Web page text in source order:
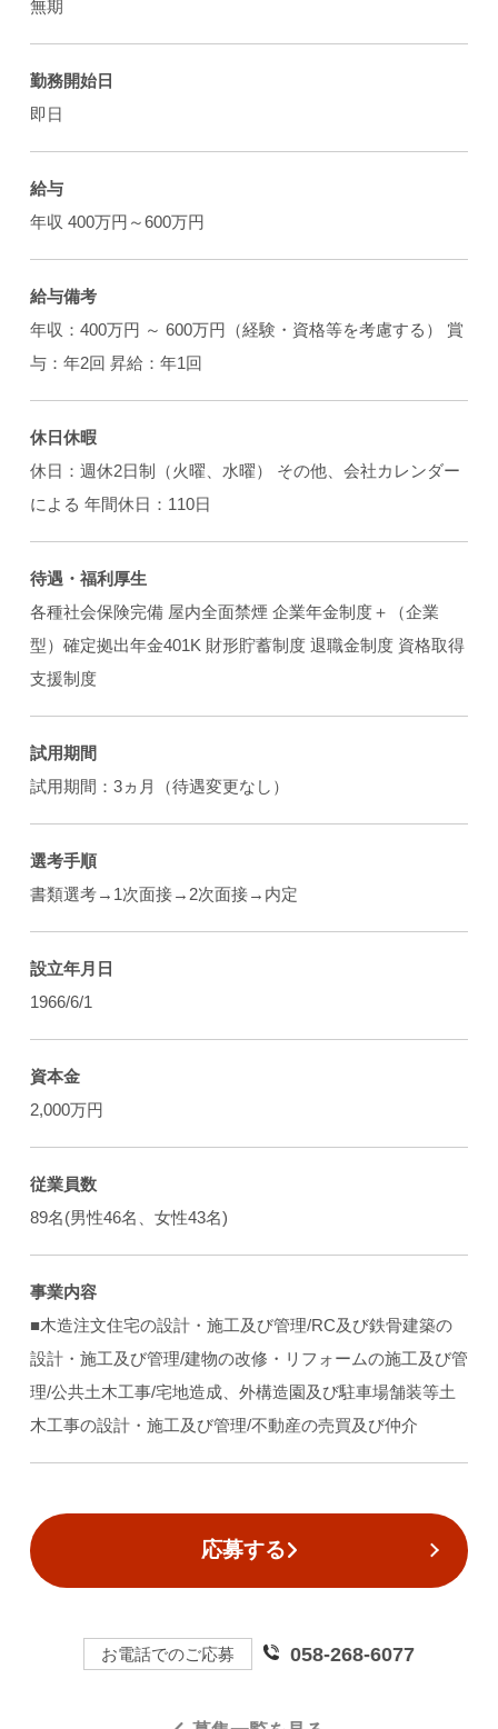
無期
勤務開始日
即日
給与
年収 400万円～600万円
給与備考
年収：400万円 ～ 600万円（経験・資格等を考慮する） 賞
与：年2回 昇給：年1回
休日休暇
休日：週休2日制（火曜、水曜） その他、会社カレンダー
による 年間休日：110日
待遇・福利厚生
各種社会保険完備 屋内全面禁煙 企業年金制度＋（企業
型）確定拠出年金401K 財形貯蓄制度 退職金制度 資格取得
支援制度
試用期間
試用期間：3ヵ月（待遇変更なし）
選考手順
書類選考→1次面接→2次面接→内定
設立年月日
1966/6/1
資本金
2,000万円
従業員数
89名(男性46名、女性43名)
事業内容
■木造注文住宅の設計・施工及び管理/RC及び鉄骨建築の
設計・施工及び管理/建物の改修・リフォームの施工及び管
理/公共土木工事/宅地造成、外構造園及び駐車場舗装等土
木工事の設計・施工及び管理/不動産の売買及び仲介
応募する
お電話でのご応募 058-268-6077